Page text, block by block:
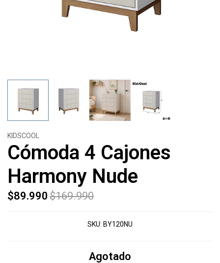
KIDSCOOL
Cómoda 4 Cajones
Harmony Nude
$89.990 $169.990
SKU: BY120NU
Agotado